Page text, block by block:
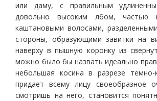
или даму, с правильным
довольно высоким лбом, частью
каштановыми волосами,
стороны, образующими завитки на
наверху в пышную коронку из
можно было бы назвать идеально
небольшая косина в разрезе темно-
придает всему лицу своеобразное
смотришь на него, становится